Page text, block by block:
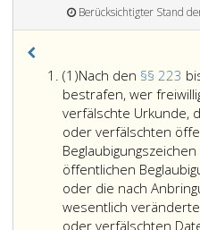
Berücksichtigter Stand
(1)Absatz
eins
Nach den §§ 223
bestrafen, wer
verfälschte Urkunde,
oder verfälschten
öffentlichen
oder die nach
wesentlich
oder verfälschten